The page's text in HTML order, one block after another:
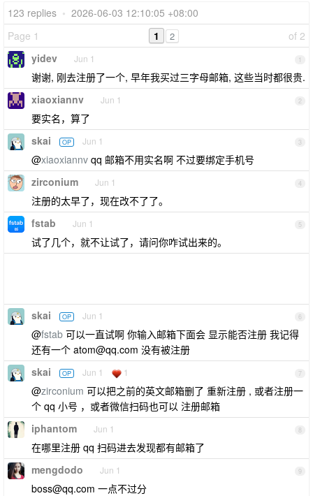
123 replies • 2026-06-03 12:10:05 +08:00
Page 1
of 2
1 2
1
yidev Jun 1
谢谢, 刚去注册了一个, 早年我买过三字母邮箱, 这些当时都很贵.
2
xiaoxiannv Jun 1
要实名，算了
3
skai OP Jun 1
@xiaoxiannv qq 邮箱不用实名啊 不过要绑定手机号
4
zirconium Jun 1
注册的太早了，现在改不了了。
5
fstab Jun 1
试了几个，就不让试了，请问你咋试出来的。
6
skai OP Jun 1
@fstab 可以一直试啊 你输入邮箱下面会 显示能否注册 我记得
还有一个 atom@qq.com 没有被注册
7
skai OP Jun 1 1
@zirconium 可以把之前的英文邮箱删了 重新注册 , 或者注册一
个 qq 小号 ，或者微信扫码也可以 注册邮箱
8
iphantom Jun 1
在哪里注册 qq 扫码进去发现都有邮箱了
9
mengdodo Jun 1
boss@qq.com 一点不过分